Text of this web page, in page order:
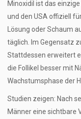
Minoxidil ist das
und den USA offiziell
Lösung oder Schaum
täglich. Im Gegensatz
Stattdessen erweitert
die Follikel besser mit
Wachstumsphase der
Studien zeigen: Nach
Männer eine sichtbare